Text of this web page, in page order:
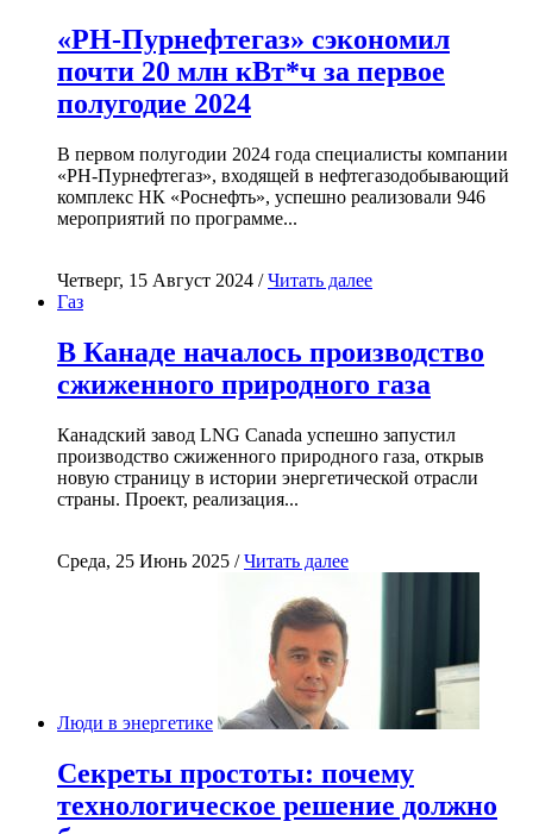
«РН-Пурнефтегаз» сэкономил
почти 20 млн кВт*ч за первое
полугодие 2024
В первом полугодии 2024 года специалисты компании
«РН-Пурнефтегаз», входящей в нефтегазодобывающий
комплекс НК «Роснефть», успешно реализовали 946
мероприятий по программе...
Четверг, 15 Август 2024 /Читать далее
Газ
В Канаде началось производство
сжиженного природного газа
Канадский завод LNG Canada успешно запустил
производство сжиженного природного газа, открыв
новую страницу в истории энергетической отрасли
страны. Проект, реализация...
Среда, 25 Июнь 2025 /Читать далее
Люди в энергетике
Секреты простоты: почему
технологическое решение должно